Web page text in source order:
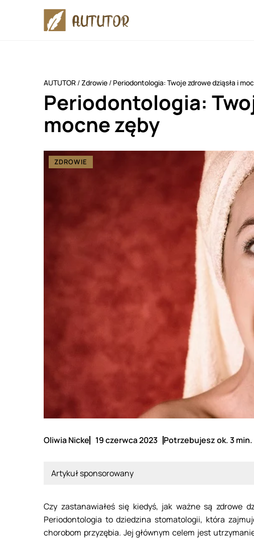
AUTUTOR /Zdrowie / Periodontologia: Twoje zdrowe dziąsła i
Periodontologia:
mocne zęby
ZDROWIE
Oliwia Nicke 19 czerwca 2023 Potrzebujesz ok. 3
Artykuł sponsorowany
Czy zastanawiałeś się kiedyś, jak ważne są zdrowe
Periodontologia to dziedzina stomatologii, która
chorobom przyzębia. Jej głównym celem jest